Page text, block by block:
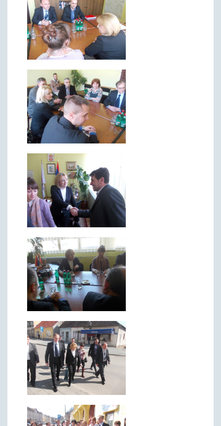
Урбанизам и грађевинарство
Борачко-инвалидска заштита
Друштвена брига о деци
Служба за пољопривреду, водопривреду и заштиту животне
средине
Приватно предузетништво
Бирачки списак